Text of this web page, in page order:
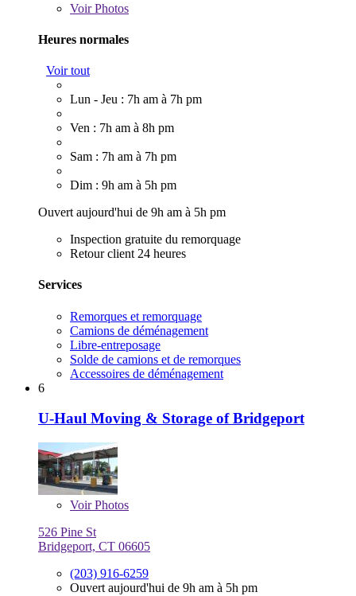
VoirPhotos
Heures normales
Voir tout
Lun - Jeu : 7h am à 7h pm
Ven : 7h am à 8h pm
Sam : 7h am à 7h pm
Dim : 9h am à 5h pm
Ouvert aujourd'hui de 9h am à 5h pm
Inspection gratuite du remorquage
Retour client 24 heures
Services
Remorques et remorquage
Camions de déménagement
Libre-entreposage
Solde de camions et de remorques
Accessoires de déménagement
6
U-Haul Moving & Storage of Bridgeport
VoirPhotos
526 Pine St
Bridgeport, CT 06605
(203) 916-6259
Ouvert aujourd'hui de 9h am à 5h pm